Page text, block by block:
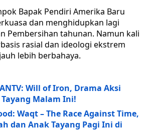
Bapak Pendiri Amerika Baru
dan menghidupkan lagi
Pembersihan tahunan. Namun kali
rasial dan ideologi ekstrem
lebih berbahaya.
Will of Iron, Drama Aksi
Malam Ini!
Waqt – The Race Against Time,
dan Anak Tayang Pagi Ini di